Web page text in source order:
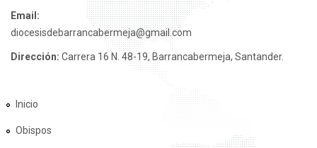
Email:
diocesisdebarrancabermeja@gmail.com
Dirección: Carrera 16 N. 48-19, Barrancabermeja, Santander.
Inicio
Obispos